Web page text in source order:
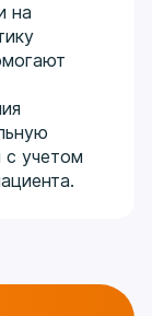
на
с учетом